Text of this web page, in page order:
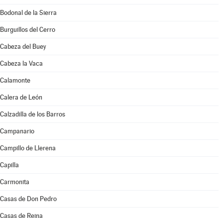
Bodonal de la Sierra
Burguillos del Cerro
Cabeza del Buey
Cabeza la Vaca
Calamonte
Calera de León
Calzadilla de los Barros
Campanario
Campillo de Llerena
Capilla
Carmonita
Casas de Don Pedro
Casas de Reina